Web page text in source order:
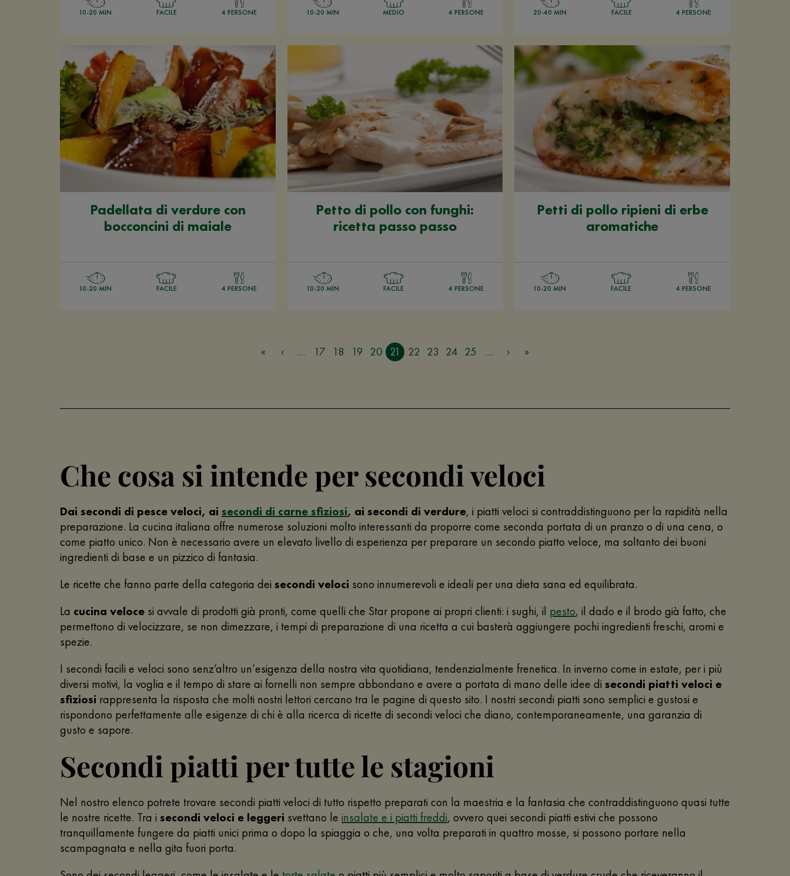
10-20 MIN FACILE 4 PERSONE 10-20 MIN MEDIO 4 PERSONE 20-40 MIN FACILE 4 PERSONE
Padellata di verdure con
bocconcini di maiale
10-20 MIN FACILE 4 PERSONE
Petto di pollo con funghi:
ricetta passo passo
10-20 MIN FACILE 4 PERSONE
Petti di pollo ripieni di erbe
aromatiche
10-20 MIN FACILE 4 PERSONE
… 17 18 19 20 21 22 23 24 25 …
Che cosa si intende per secondi veloci
Dai secondi di pesce veloci, ai secondi di carne sfiziosi, ai secondi di verdure, i piatti veloci si contraddistinguono per la rapidità nella
preparazione. La cucina italiana offre numerose soluzioni molto interessanti da proporre come seconda portata di un pranzo o di una cena, o
come piatto unico. Non è necessario avere un elevato livello di esperienza per preparare un secondo piatto veloce, ma soltanto dei buoni
ingredienti di base e un pizzico di fantasia.
Le ricette che fanno parte della categoria dei secondi veloci sono innumerevoli e ideali per una dieta sana ed equilibrata.
La cucina veloce si avvale di prodotti già pronti, come quelli che Star propone ai propri clienti: i sughi, il pesto, il dado e il brodo già fatto, che
permettono di velocizzare, se non dimezzare, i tempi di preparazione di una ricetta a cui basterà aggiungere pochi ingredienti freschi, aromi e
spezie.
I secondi facili e veloci sono senz’altro un’esigenza della nostra vita quotidiana, tendenzialmente frenetica. In inverno come in estate, per i più
diversi motivi, la voglia e il tempo di stare ai fornelli non sempre abbondano e avere a portata di mano delle idee di secondi piatti veloci e
sfiziosi rappresenta la risposta che molti nostri lettori cercano tra le pagine di questo sito. I nostri secondi piatti sono semplici e gustosi e
rispondono perfettamente alle esigenze di chi è alla ricerca di ricette di secondi veloci che diano, contemporaneamente, una garanzia di
gusto e sapore.
Secondi piatti per tutte le stagioni
Nel nostro elenco potrete trovare secondi piatti veloci di tutto rispetto preparati con la maestria e la fantasia che contraddistinguono quasi tutte
le nostre ricette. Tra i secondi veloci e leggeri svettano le insalate e i piatti freddi, ovvero quei secondi piatti estivi che possono
tranquillamente fungere da piatti unici prima o dopo la spiaggia o che, una volta preparati in quattro mosse, si possono portare nella
scampagnata e nella gita fuori porta.